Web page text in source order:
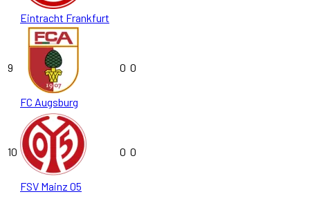
Eintracht Frankfurt
9
FC Augsburg
0 0
10
FSV Mainz 05
0 0